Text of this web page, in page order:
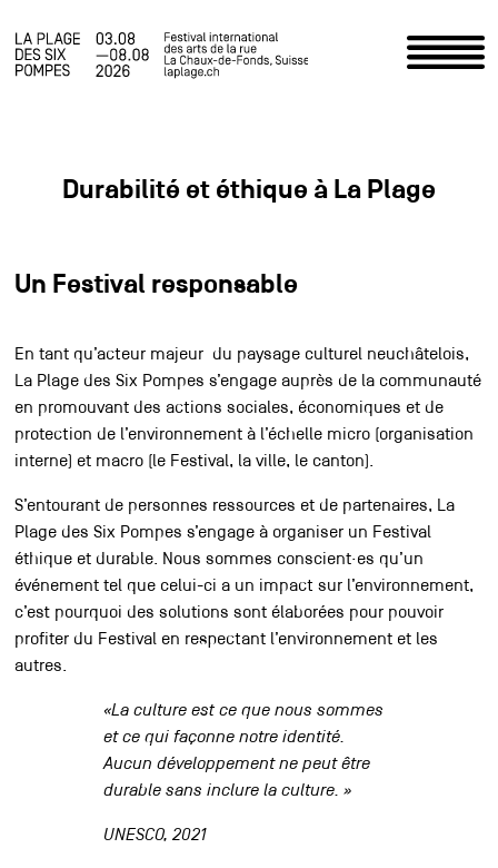
Programme
Le Festival
Espace staff
Partenaires
Contact
Accueil pro
Accueil presse
Durabilité et éthique à La Plage
Association Agora
Association des Ami·es de La Plage
Durabilité et éthique à La Plage
Un Festival responsable
En tant qu’acteur majeur du paysage culturel neuchâtelois,
La Plage des Six Pompes s’engage auprès de la communauté
en promouvant des actions sociales, économiques et de
protection de l’environnement à l’échelle micro (organisation
interne) et macro (le Festival, la ville, le canton).
S’entourant de personnes ressources et de partenaires, La
Plage des Six Pompes s’engage à organiser un Festival
éthique et durable. Nous sommes conscient·es qu’un
événement tel que celui-ci a un impact sur l’environnement,
c’est pourquoi des solutions sont élaborées pour pouvoir
profiter du Festival en respectant l’environnement et les
autres.
«La culture est ce que nous sommes
et ce qui façonne notre identité.
Aucun développement ne peut être
durable sans inclure la culture. »
UNESCO, 2021